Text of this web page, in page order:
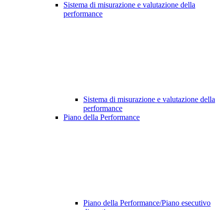
Sistema di misurazione e valutazione della
performance
Sistema di misurazione e valutazione della
performance
Piano della Performance
Piano della Performance/Piano esecutivo